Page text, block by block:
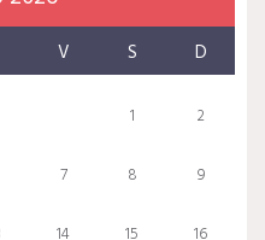
V S D
1 2
7 8 9
14 15 16